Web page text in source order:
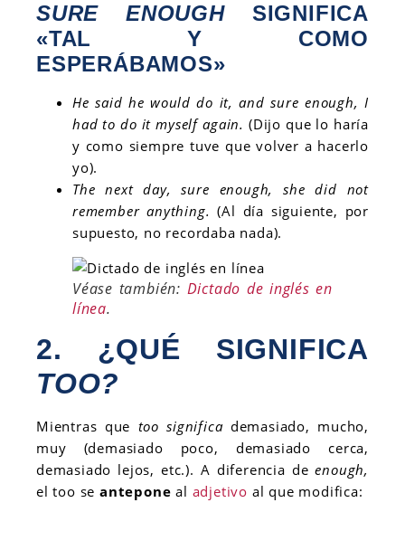
SURE ENOUGHSIGNIFICA
«TAL Y COMO
ESPERÁBAMOS»
He said he would do it, and sure enough, I
had to do it myself again. (Dijo que lo haría
y como siempre tuve que volver a hacerlo
yo).
The next day,sure enough, she did not
remember anything. (Al día siguiente, por
supuesto, no recordaba nada).
Véase también: Dictado de inglés en
línea.
2. ¿QUÉ SIGNIFICA
TOO?
Mientras que too significa demasiado, mucho,
muy (demasiado poco, demasiado cerca,
demasiado lejos, etc.). A diferencia deenough,
el too se antepone al adjetivo al que modifica: